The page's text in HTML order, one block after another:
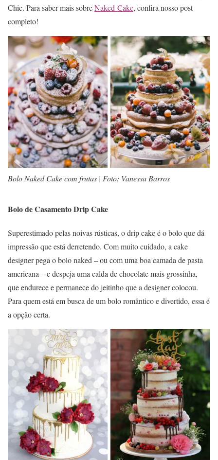
Chic. Para saber mais sobreNaked Cake, confira nosso post
completo!
Bolo Naked Cake com frutas | Foto: Vanessa Barros
Bolo de Casamento Drip Cake
Superestimado pelas noivas rústicas, o drip cake é o bolo que dá
impressão que está derretendo. Com muito cuidado, a cake
designer pega o bolo naked – ou com uma boa camada de pasta
americana – e despeja uma calda de chocolate mais grossinha,
que endurece e permanece do jeitinho que a designer colocou.
Para quem está em busca de um bolo romântico e divertido, essa é
a opção certa.